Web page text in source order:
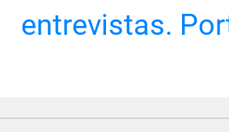
entrevistas.